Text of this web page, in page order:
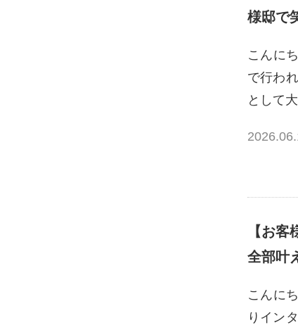
様邸で
こんに
で行わ
として
【お
全部叶
こんに
りイン